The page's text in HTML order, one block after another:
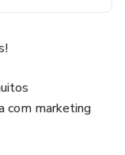
com marketing